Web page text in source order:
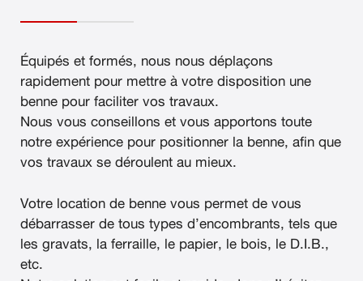
Équipés et formés, nous nous déplaçons
rapidement pour mettre à votre disposition une
benne pour faciliter vos travaux.
Nous vous conseillons et vous apportons toute
notre expérience pour positionner la benne, afin que
vos travaux se déroulent au mieux.
Votre location de benne vous permet de vous
débarrasser de tous types d’encombrants, tels que
les gravats, la ferraille, le papier, le bois, le D.I.B.,
etc.